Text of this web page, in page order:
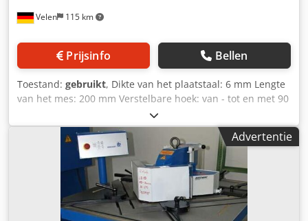
Velen 115 km
Prijsinfo Bellen
Toestand: gebruikt, Dikte van het plaatstaal: 6 mm Lengte
van het mes: 200 mm Verstelbare hoek: van - tot en met 90
graden Csdpfszkbmwjx Aagsha Afmetingen van het
tafeloppervlak: 750 x 500 mm Totale vermogensbehoefte:
3,0 kW Gewicht van de machine: ca. 0,62 t Afmetingen (l x
b x h): 1,2 x 0,8 x 1,2 m Knipmachine - Voetpedaal -
Noodstop - Documentatie
Advertentie